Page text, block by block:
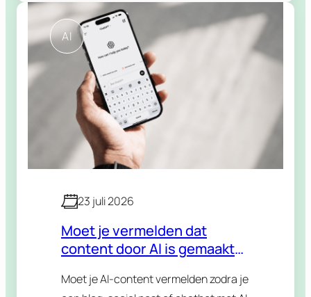
LinkedIn voorbij ziet…
AI
23 juli 2026
Moet je vermelden dat
content door AI is gemaakt?
transparantieregels
Moet je AI-content vermelden zodra je